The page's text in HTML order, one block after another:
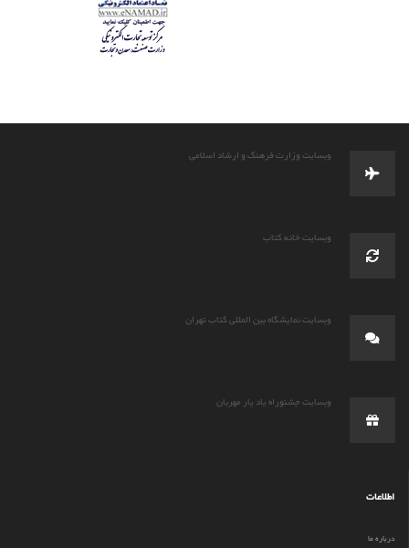
وبسایت وزارت فرهنگ و ارشاد اسلامی
وبسایت خانه کتاب
وبسایت نمایشگاه بین المللی کتاب تهران
وبسایت جشنوراه یاد یار مهربان
اطلاعات
درباره ما